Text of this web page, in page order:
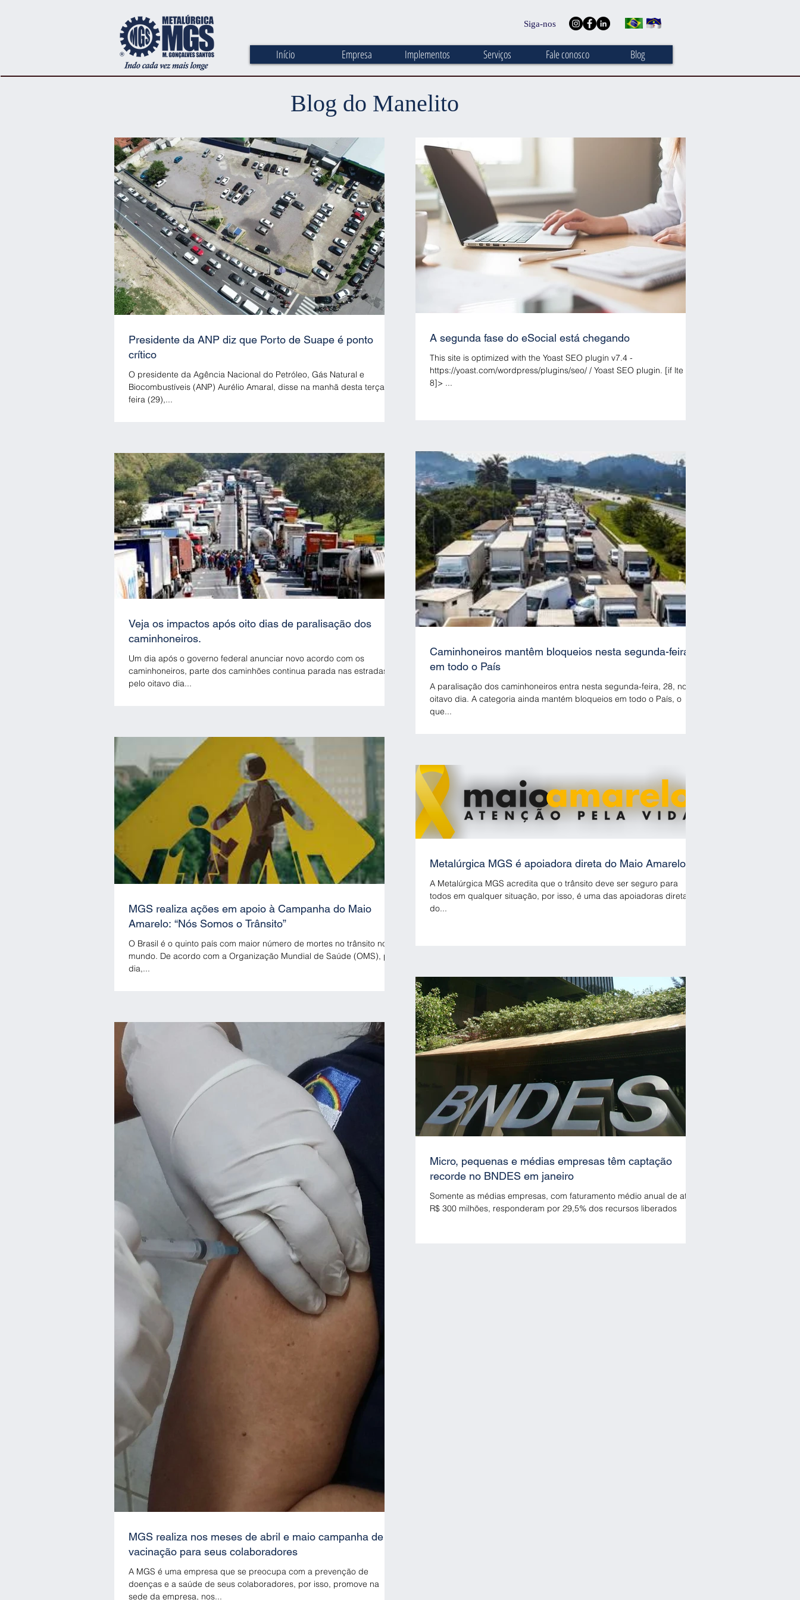
Siga-nos
Início Empresa Implementos Serviços Fale conosco Blog
Blog do Manelito
Presidente da ANP diz que Porto de Suape é ponto
crítico
O presidente da Agência Nacional do Petróleo, Gás Natural e
Biocombustíveis (ANP) Aurélio Amaral, disse na manhã desta terça-
feira (29),...
A segunda fase do eSocial está chegando
This site is optimized with the Yoast SEO plugin v7.4 -
https://yoast.com/wordpress/plugins/seo/ / Yoast SEO plugin. [if lte IE
8]> ...
Veja os impactos após oito dias de paralisação dos
caminhoneiros.
Um dia após o governo federal anunciar novo acordo com os
caminhoneiros, parte dos caminhões continua parada nas estradas
pelo oitavo dia...
Caminhoneiros mantêm bloqueios nesta segunda-feira
em todo o País
A paralisação dos caminhoneiros entra nesta segunda-feira, 28, no
oitavo dia. A categoria ainda mantém bloqueios em todo o País, o
que...
MGS realiza ações em apoio à Campanha do Maio
Amarelo: “Nós Somos o Trânsito”
O Brasil é o quinto país com maior número de mortes no trânsito no
mundo. De acordo com a Organização Mundial de Saúde (OMS), por
dia,...
Metalúrgica MGS é apoiadora direta do Maio Amarelo
A Metalúrgica MGS acredita que o trânsito deve ser seguro para
todos em qualquer situação, por isso, é uma das apoiadoras diretas
do...
MGS realiza nos meses de abril e maio campanha de
vacinação para seus colaboradores
A MGS é uma empresa que se preocupa com a prevenção de
doenças e a saúde de seus colaboradores, por isso, promove na
sede da empresa, nos...
Micro, pequenas e médias empresas têm captação
recorde no BNDES em janeiro
Somente as médias empresas, com faturamento médio anual de até
R$ 300 milhões, responderam por 29,5% dos recursos liberados